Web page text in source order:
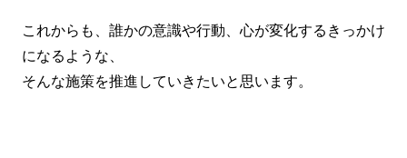
これからも、誰かの意識や行動、心が変化するきっかけ
になるような、
そんな施策を推進していきたいと思います。